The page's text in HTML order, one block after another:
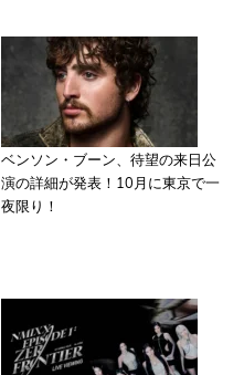
ベンソン・ブーン、待望の来日公
演の詳細が発表！10月に東京で一
夜限り！